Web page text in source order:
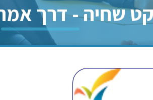
שחיה - דרך